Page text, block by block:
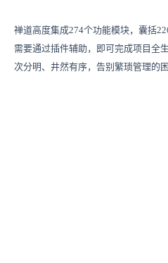
禅道高度集成274个功能模块，囊括
需要通过插件辅助，即可完成项目全
次分明、井然有序，告别繁琐管理的